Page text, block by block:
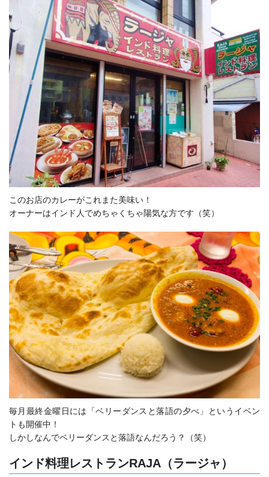
このお店のカレーがこれまた美味い！
オーナーはインド人でめちゃくちゃ陽気な方です（笑）
毎月最終金曜日には「ベリーダンスと落語の夕べ」というイベン
トも開催中！
しかしなんでベリーダンスと落語なんだろう？（笑）
インド料理レストランRAJA（ラージャ）